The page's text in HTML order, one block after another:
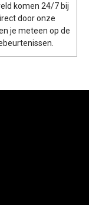
komen 24/7 bij
door onze
je meteen op de